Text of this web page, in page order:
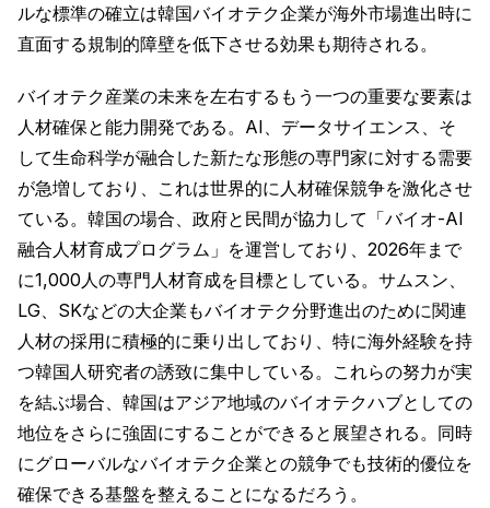
ルな標準の確立は韓国バイオテク企業が海外市場進出時に
直面する規制的障壁を低下させる効果も期待される。
バイオテク産業の未来を左右するもう一つの重要な要素は
人材確保と能力開発である。AI、データサイエンス、そ
して生命科学が融合した新たな形態の専門家に対する需要
が急増しており、これは世界的に人材確保競争を激化させ
ている。韓国の場合、政府と民間が協力して「バイオ-AI
融合人材育成プログラム」を運営しており、2026年まで
に1,000人の専門人材育成を目標としている。サムスン、
LG、SKなどの大企業もバイオテク分野進出のために関連
人材の採用に積極的に乗り出しており、特に海外経験を持
つ韓国人研究者の誘致に集中している。これらの努力が実
を結ぶ場合、韓国はアジア地域のバイオテクハブとしての
地位をさらに強固にすることができると展望される。同時
にグローバルなバイオテク企業との競争でも技術的優位を
確保できる基盤を整えることになるだろう。